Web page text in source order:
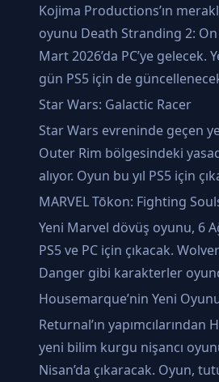
Kojima Productions’ın
oyunu Death Stranding 2:
Mart 2026’da PC’ye gelecek.
gün PS5 için de
Star Wars: Galactic Racer
Star Wars evreninde geçen
Outer Rim bölgesindeki
alıyor. Oyun bu yıl PS5 için
MARVEL Tōkon: Fighting
Yeni Marvel dövüş oyunu, 6
PS5 ve PC için çıkacak.
Danger gibi karakterler
Housemarque’nin Yeni
Returnal’ın yapımcılarından
yeni bilim kurgu nişancı
Nisan’da çıkaracak. Oyun,